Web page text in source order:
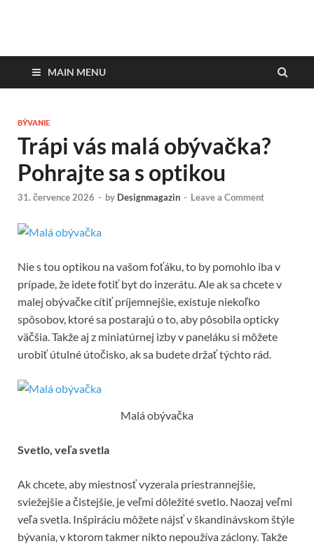
DesignMagazin.sk
MAIN MENU
BÝVANIE
Trápi vás malá obývačka?
Pohrajte sa s optikou
31. července 2026 - by Designmagazin - Leave a Comment
Nie s tou optikou na vašom foťáku, to by pomohlo iba v
prípade, že idete fotiť byt do inzerátu. Ale ak sa chcete v
malej obývačke cítiť príjemnejšie, existuje niekoľko
spôsobov, ktoré sa postarajú o to, aby pôsobila opticky
väčšia. Takže aj z miniatúrnej izby v paneláku si môžete
urobiť útulné útočisko, ak sa budete držať týchto rád.
Malá obývačka
Svetlo, veľa svetla
Ak chcete, aby miestnosť vyzerala priestrannejšie,
sviežejšie a čistejšie, je veľmi dôležité svetlo. Naozaj veľmi
veľa svetla. Inšpiráciu môžete nájsť v škandinávskom štýle
bývania, v ktorom takmer nikto nepoužíva záclony. Takže